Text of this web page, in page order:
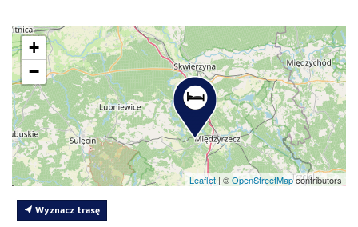
+
−
Leaflet | ©OpenStreetMapcontributors
Wyznacz trasę